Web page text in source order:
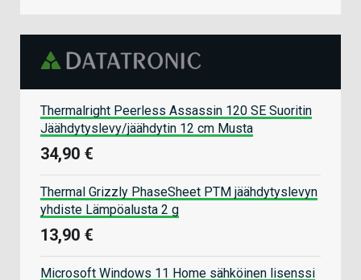
Thermalright Peerless Assassin 120 SE Suoritin
Jäähdytyslevy/jäähdytin 12 cm Musta
34,90 €
Thermal Grizzly PhaseSheet PTM jäähdytyslevyn
yhdiste Lämpöalusta 2 g
13,90 €
Microsoft Windows 11 Home sähköinen lisenssi